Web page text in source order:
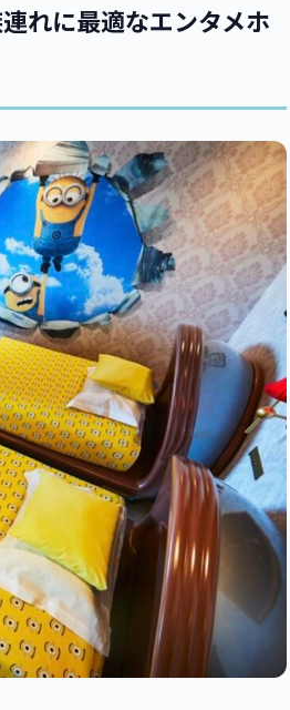
れに最適なエンタメホ